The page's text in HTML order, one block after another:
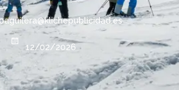
12/02/2026